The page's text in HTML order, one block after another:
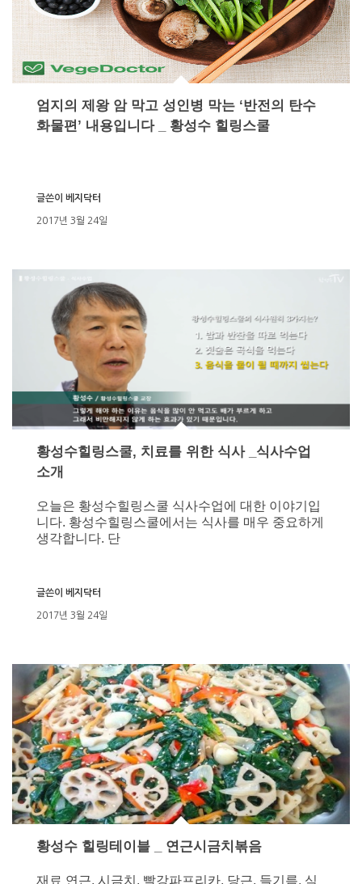
엄지의 제왕 암 막고 성인병 막는 ‘반전의 탄수
화물편’ 내용입니다 _ 황성수 힐링스쿨
2017년 3월 24일
글쓴이 베지닥터
황성수힐링스쿨, 치료를 위한 식사 _식사수업
소개
오늘은 황성수힐링스쿨 식사수업에 대한 이야기입
니다. 황성수힐링스쿨에서는 식사를 매우 중요하게
생각합니다. 단
2017년 3월 24일
글쓴이 베지닥터
황성수 힐링테이블 _ 연근시금치볶음
재료 연근, 시금치, 빨강파프리카, 당근, 들기름, 식